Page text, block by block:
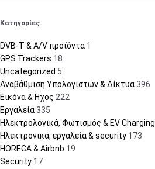
Κατηγορίες
DVB-T & A/V προϊόντα 1
GPS Trackers 18
Uncategorized 5
Αναβάθμιση Υπολογιστών & Δίκτυα 396
Εικόνα & Ηχος 222
Εργαλεία 335
Ηλεκτρολογικά, Φωτισμός & EV Charging
Ηλεκτρονικά, εργαλεία & security 173
HORECA & Airbnb 19
Security 17